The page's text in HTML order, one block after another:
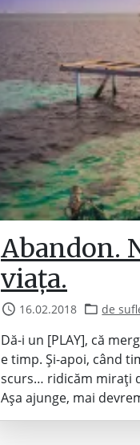
Abandon.
viața.
16.02.2018 de
Dă-i un [PLAY], că
e timp. Și-apoi, când
scurs… ridicăm mirați
Așa ajunge, mai